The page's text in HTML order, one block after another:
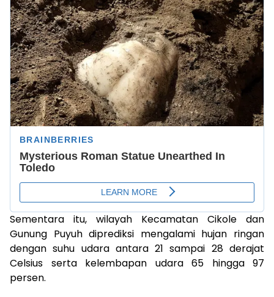
Sementara itu, wilayah Kecamatan Cikole dan
Gunung Puyuh diprediksi mengalami hujan ringan
dengan suhu udara antara 21 sampai 28 derajat
Celsius serta kelembapan udara 65 hingga 97
persen.